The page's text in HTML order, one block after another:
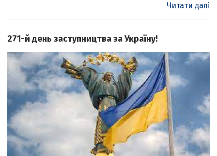
Читати далі
271-й день заступництва за Україну!